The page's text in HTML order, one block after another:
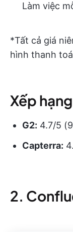
Làm việc
*Tất cả giá
hình thanh
Xếp
G2: 4.7/5
Capterra:
2.